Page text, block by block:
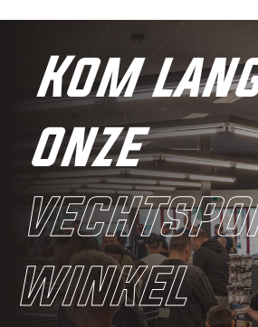
Kom
onze
winkel